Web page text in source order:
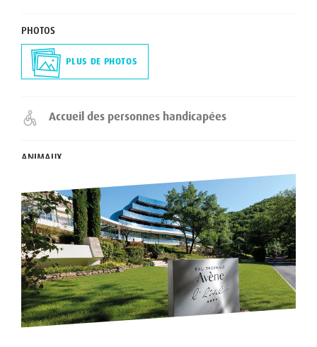
PHOTOS
PLUS DE PHOTOS
Accueil des personnes handicapées
ANIMAUX
Animaux de compagnie acceptés : Gratuit